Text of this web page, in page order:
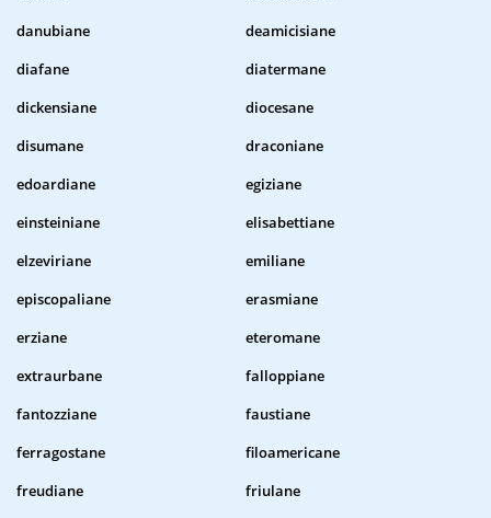
danubiane
deamicisiane
diafane
diatermane
dickensiane
diocesane
disumane
draconiane
edoardiane
egiziane
einsteiniane
elisabettiane
elzeviriane
emiliane
episcopaliane
erasmiane
erziane
eteromane
extraurbane
falloppiane
fantozziane
faustiane
ferragostane
filoamericane
freudiane
friulane